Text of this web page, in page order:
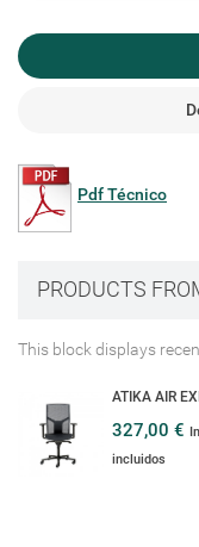
Pdf Técnico
PRODUCTS
This block displays
ATIKA AIR
327,00 €
incluidos